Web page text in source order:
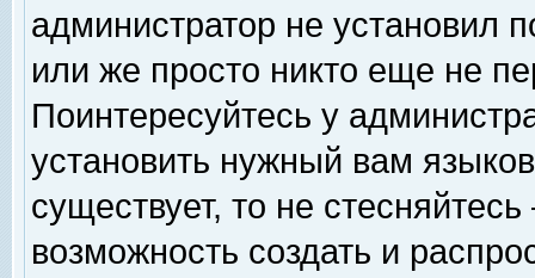
администратор не установил
или же просто никто еще не
Поинтересуйтесь у
установить нужный вам
существует, то не
возможность создать и